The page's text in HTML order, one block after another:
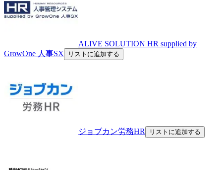
ALIVE SOLUTION HR supplied by
GrowOne 人事SX
リストに追加する
ジョブカン労務HR リストに追加する